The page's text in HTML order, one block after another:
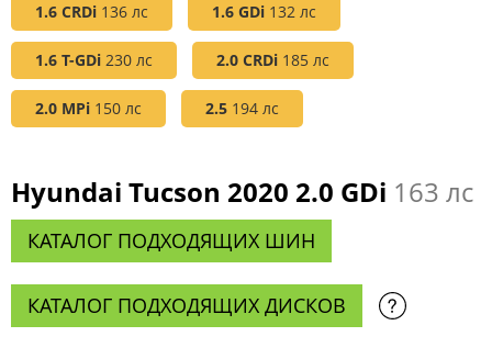
1.6 CRDi 136 лс 1.6 GDi 132 лс
1.6 T-GDi 230 лс 2.0 CRDi 185 лс
2.0 MPi 150 лс 2.5 194 лс
Hyundai Tucson 2020 2.0 GDi 163 лс
КАТАЛОГ ПОДХОДЯЩИХ ШИН
КАТАЛОГ ПОДХОДЯЩИХ ДИСКОВ